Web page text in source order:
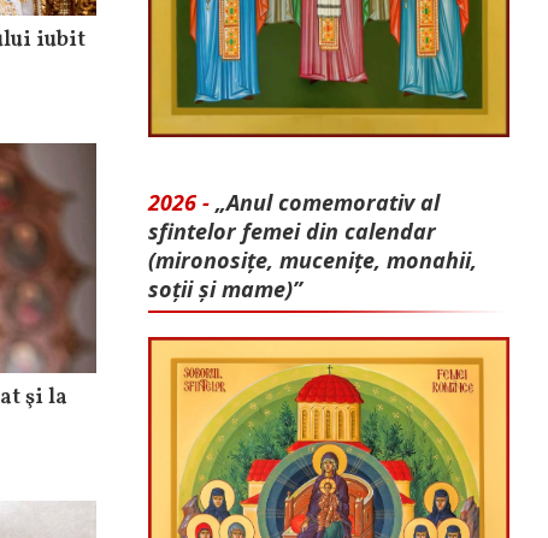
iubit
şi la
2026 - „Anul comemorativ al
sfintelor femei din calendar
(mironosițe, mu­cenițe, monahii,
soții și mame)”